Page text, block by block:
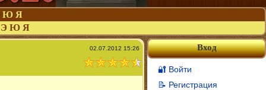
Ю Я
Э Ю Я
02.07.2012 15:26 Вход
🔐 Войти
📝 Регистрация